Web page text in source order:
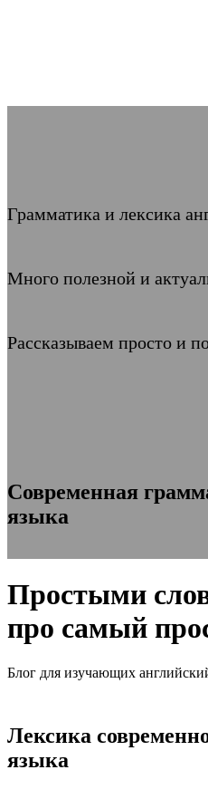
Простыми
про самый
Блог для изучающих
Грамматика и лексика
Много полезной и
Рассказываем просто и
Современная
языка
Лексика
языка